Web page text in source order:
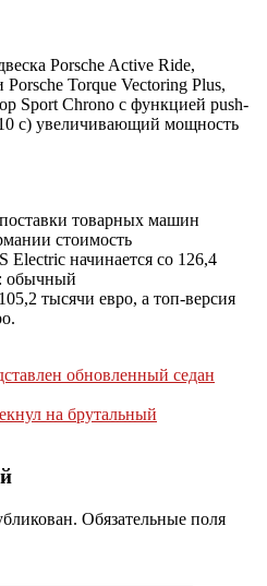
Porsche Active Ride,
Torque Vectoring Plus,
Sport Chrono с функцией push-
с) увеличивающий мощность
товарных машин
стоимость
Electric начинается со 126,4
обычный
тысячи евро, а топ-версия
обновленный седан
на брутальный
Обязательные поля